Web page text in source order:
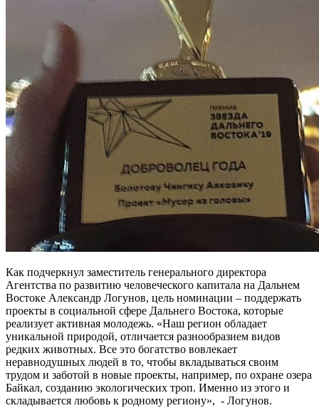
Как подчеркнул заместитель генерального директора
Агентства по развитию человеческого капитала на Дальнем
Востоке Александр Логунов, цель номинации – поддержать
проекты в социальной сфере Дальнего Востока, которые
реализует активная молодежь. «Наш регион обладает
уникальной природой, отличается разнообразием видов
редких животных. Все это богатство вовлекает
неравнодушных людей в то, чтобы вкладываться своим
трудом и заботой в новые проекты, например, по охране озера
Байкал, созданию экологических троп. Именно из этого и
складывается любовь к родному региону», - Логунов.